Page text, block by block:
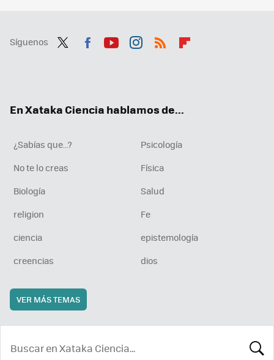
Síguenos
En Xataka Ciencia hablamos de...
¿Sabías que...?
Psicología
No te lo creas
Física
Biología
Salud
religion
Fe
ciencia
epistemología
creencias
dios
VER MÁS TEMAS